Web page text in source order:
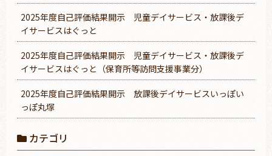
2025年度自己評価結果開示 児童デイサービス・放課後デ
イサービスはぐっと
2025年度自己評価結果開示 児童デイサービス・放課後デ
イサービスはぐっと（保育所等訪問支援事業分）
2025年度自己評価結果開示 放課後デイサービスいっぽい
っぽ丸塚
カテゴリ